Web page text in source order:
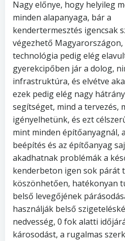
Nagy előnye, hogy helyileg
minden alapanyaga, bár a
kendertermesztés igencsak
végezhető
technológia pedig elég
gyerekcipőben jár a dolog,
infrastruktúra, és elvétve
ezek pedig elég nagy
segítséget, mind a tervezés,
igényelhetünk, és ezt
mint minden építőanyagnál,
beépítés és az építőanyag
akadhatnak problémák a
kenderbeton igen sok párát
köszönhetően, hatékonyan
belső levegőjének
használják belső
nedvesség, 0 fok alatti
károsodást, a rugalmas